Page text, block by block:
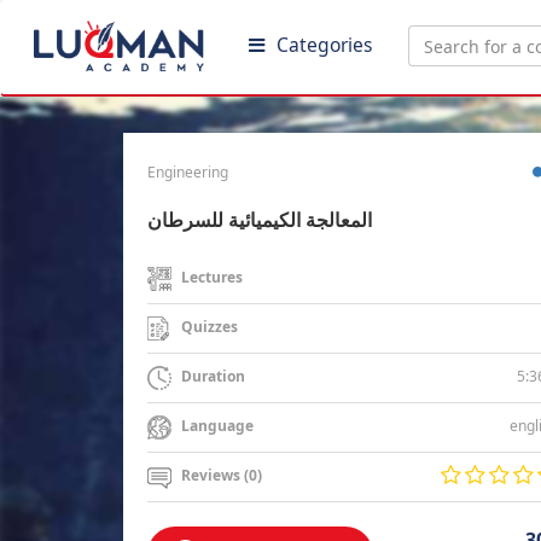
Categories
Engineering
المعالجة الكيميائية للسرطان
Lectures
Quizzes
Duration
Language
Reviews (0)